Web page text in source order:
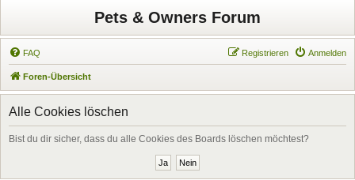
Pets & Owners Forum
FAQ Anmelden
Registrieren
Foren-Übersicht
Alle Cookies löschen
Bist du dir sicher, dass du alle Cookies des Boards löschen möchtest?